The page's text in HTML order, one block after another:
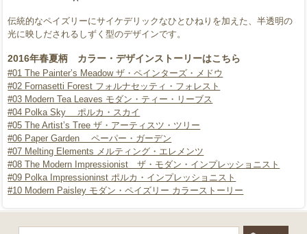
伝統的なペイズリーにサイケデリックなひとひねりを加えた、半透明の
光に映しだされるしずく型のデザインです。
2016年春夏柄 カラー・デザインストーリーはこちら
#01 The Painter’s Meadow ザ・ペインターズ・メドウ
#02 Fornasetti Forest フォルナセッティ・フォレスト
#03 Modern Tea Leaves モダン・ティー・リーブス
#04 Polka Sky ポルカ・スカイ
#05 The Artist’s Tree ザ・アーティスツ・ツリー
#06 Paper Garden ペーパー・ガーデン
#07 Melting Elements メルティング・エレメンツ
#08 The Modern Impressionist ザ・モダン・インプレッショニスト
#09 Polka Impressioninst ポルカ・インプレッショニスト
#10 Modern Paisley モダン・ペイズリー カラーストーリー